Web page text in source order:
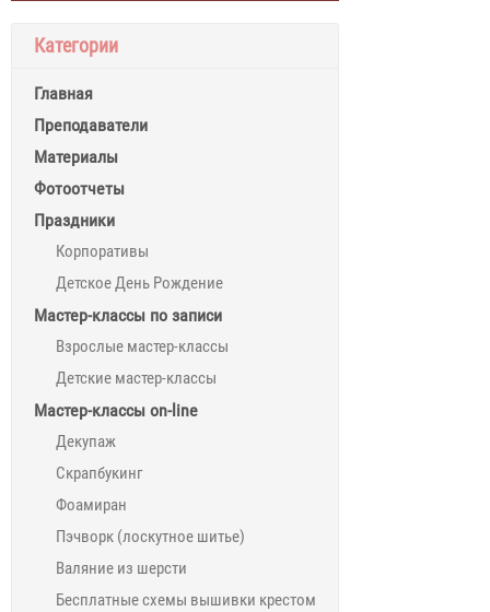
Категории
Главная
Преподаватели
Материалы
Фотоотчеты
Праздники
Корпоративы
Детское День Рождение
Мастер-классы по записи
Взрослые мастер-классы
Детские мастер-классы
Мастер-классы on-line
Декупаж
Скрапбукинг
Фоамиран
Пэчворк (лоскутное шитье)
Валяние из шерсти
Бесплатные схемы вышивки крестом